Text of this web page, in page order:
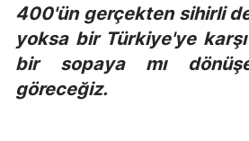
400'ün gerçekten sihirli
yoksa bir Türkiye'ye
bir sopaya mı
göreceğiz.